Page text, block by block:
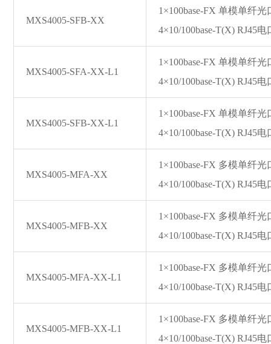
MXS4005-SFB-XX
1×100base-FX 单模单纤光
4×10/100base-T(X) RJ45电
MXS4005-SFA-XX-L1
1×100base-FX 单模单纤光
4×10/100base-T(X) RJ45电
MXS4005-SFB-XX-L1
1×100base-FX 单模单纤光
4×10/100base-T(X) RJ45电
MXS4005-MFA-XX
1×100base-FX 多模单纤光
4×10/100base-T(X) RJ45电
MXS4005-MFB-XX
1×100base-FX 多模单纤光
4×10/100base-T(X) RJ45电
MXS4005-MFA-XX-L1
1×100base-FX 多模单纤光
4×10/100base-T(X) RJ45电
MXS4005-MFB-XX-L1
1×100base-FX 多模单纤光
4×10/100base-T(X) RJ45电